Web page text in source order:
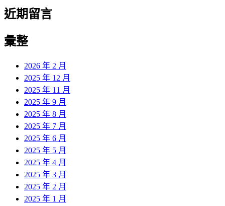
近期留言
彙整
2026 年 2 月
2025 年 12 月
2025 年 11 月
2025 年 9 月
2025 年 8 月
2025 年 7 月
2025 年 6 月
2025 年 5 月
2025 年 4 月
2025 年 3 月
2025 年 2 月
2025 年 1 月